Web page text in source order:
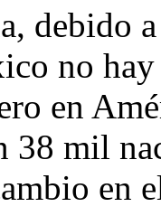
debido
no
en
38 mil
en